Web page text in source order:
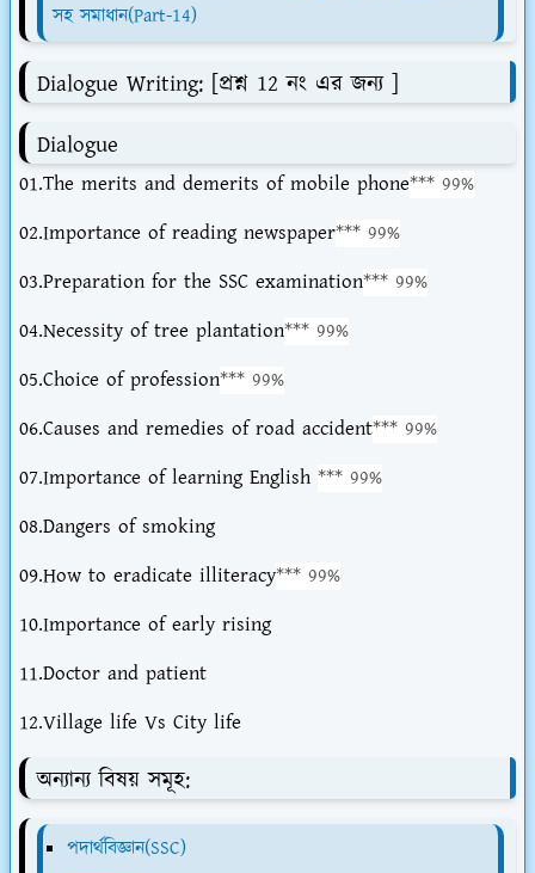
সহ সমাধান(Part-14)
Dialogue Writing: [প্রশ্ন 12 নং এর জন্য ]
Dialogue
01.The merits and demerits of mobile phone*** 99%
02.Importance of reading newspaper*** 99%
03.Preparation for the SSC examination*** 99%
04.Necessity of tree plantation*** 99%
05.Choice of profession*** 99%
06.Causes and remedies of road accident*** 99%
07.Importance of learning English *** 99%
08.Dangers of smoking
09.How to eradicate illiteracy*** 99%
10.Importance of early rising
11.Doctor and patient
12.Village life Vs City life
অন্যান্য বিষয় সমূহ:
পদার্থবিজ্ঞান(SSC)